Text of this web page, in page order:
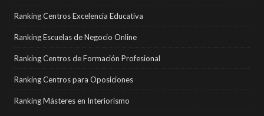
Ranking Centros Excelencia Educativa
Ranking Escuelas de Negocio Online
Ranking Centros de Formación Profesional
Ranking Centros para Oposiciones
Ranking Másteres en Interiorismo